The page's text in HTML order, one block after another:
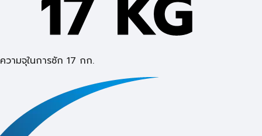
ความจุในการซัก 17 กก.